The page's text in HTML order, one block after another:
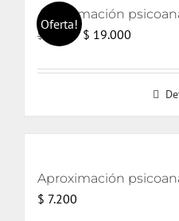
Oferta!
$
El
original
$ 19.000
actual
$ 7.200